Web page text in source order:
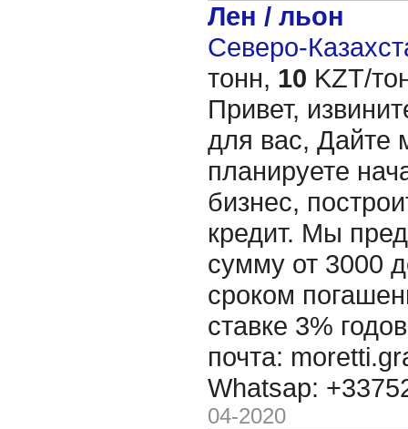
Лен / льон
Северо-
тонн, 10 KZT/
Привет,
для вас, Дайте
планируете
бизнес,
кредит. Мы
сумму от 3000
сроком
ставке 3%
почта:
Whatsap:
04-2020